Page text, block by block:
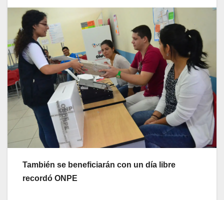
También se beneficiarán con un día libre
recordó ONPE